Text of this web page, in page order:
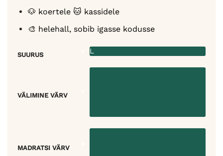
🐶 koertele 🐱 kassidele
🎨 helehall, sobib igasse kodusse
SUURUS L
VÄLIMINE VÄRV
MADRATSI VÄRV